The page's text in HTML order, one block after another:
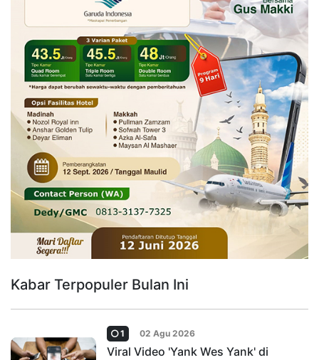
Kabar Terpopuler Bulan Ini
1 02 Agu 2026
Viral Video 'Yank Wes Yank' di